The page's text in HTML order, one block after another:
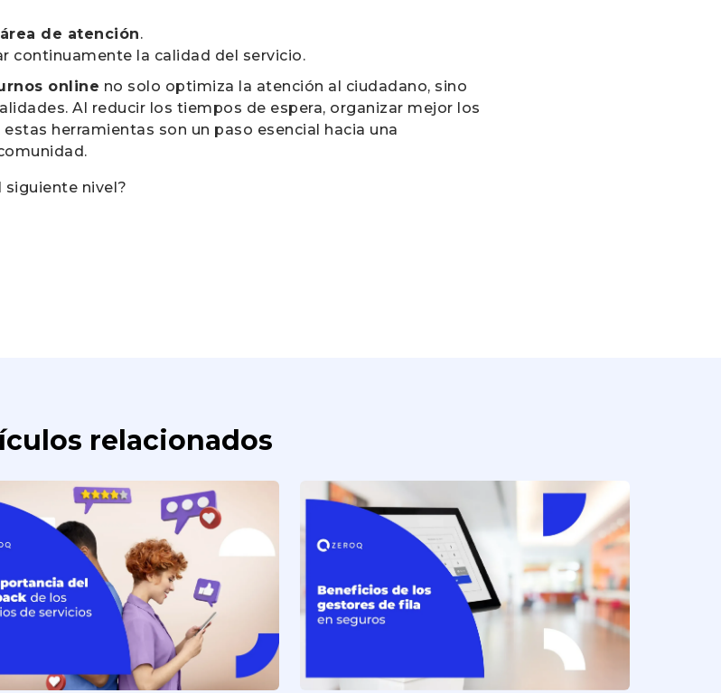
de atención.
continuamente la calidad del servicio.
online no solo optimiza la atención al ciudadano, sino
Al reducir los tiempos de espera, organizar mejor los
herramientas son un paso esencial hacia una
siguiente nivel?
relacionados